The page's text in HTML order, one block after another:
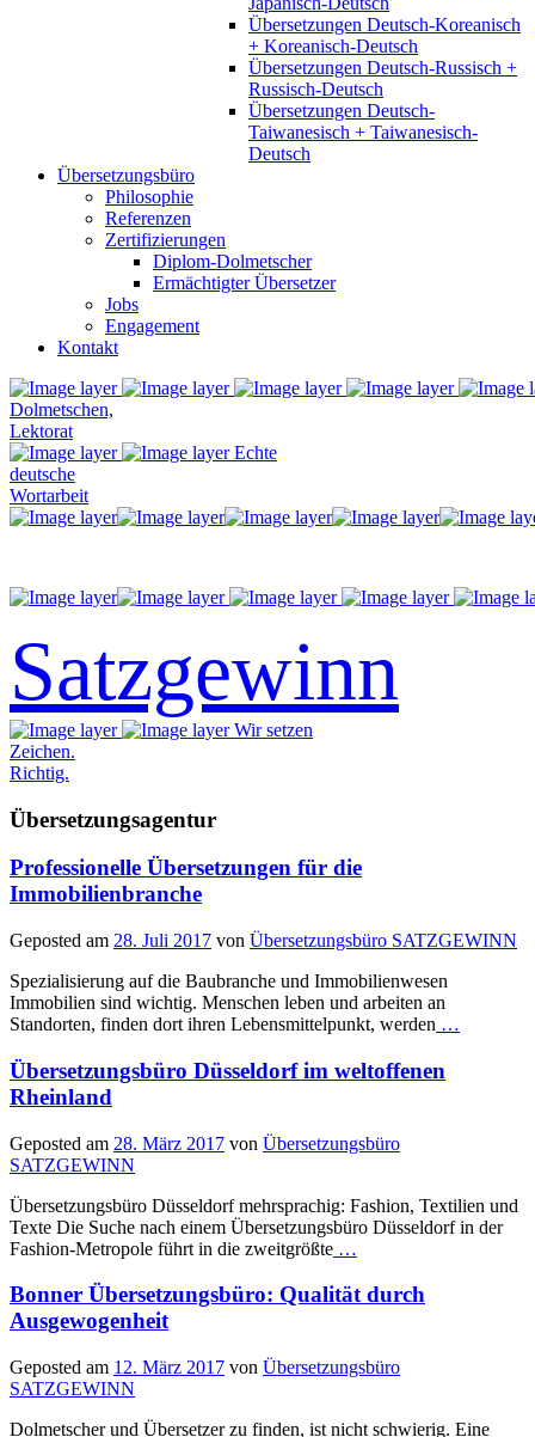
Übersetzungen Deutsch-Koreanisch
+ Koreanisch-Deutsch
Übersetzungen Deutsch-Russisch +
Russisch-Deutsch
Übersetzungen Deutsch-
Taiwanesisch + Taiwanesisch-
Deutsch
Übersetzungsbüro
Philosophie
Referenzen
Zertifizierungen
Diplom-Dolmetscher
Ermächtigter Übersetzer
Jobs
Engagement
Kontakt
Dolmetschen,
Lektorat
Echte
deutsche
Wortarbeit
Satzgewinn
Wir setzen
Zeichen.
Richtig.
Übersetzungsagentur
Professionelle Übersetzungen für die
Immobilienbranche
Geposted am 28. Juli 2017 von Übersetzungsbüro SATZGEWINN
Spezialisierung auf die Baubranche und Immobilienwesen
Immobilien sind wichtig. Menschen leben und arbeiten an
Standorten, finden dort ihren Lebensmittelpunkt, werden …
Übersetzungsbüro Düsseldorf im weltoffenen
Rheinland
Geposted am 28. März 2017 von Übersetzungsbüro
SATZGEWINN
Übersetzungsbüro Düsseldorf mehrsprachig: Fashion, Textilien und
Texte Die Suche nach einem Übersetzungsbüro Düsseldorf in der
Fashion-Metropole führt in die zweitgrößte …
Bonner Übersetzungsbüro: Qualität durch
Ausgewogenheit
Geposted am 12. März 2017 von Übersetzungsbüro
SATZGEWINN
Dolmetscher und Übersetzer zu finden, ist nicht schwierig. Eine